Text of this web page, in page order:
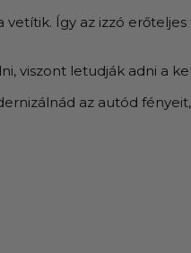
Így az izzó
viszont letudják adni a
az autód